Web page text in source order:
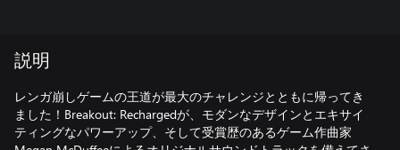
説明
レンガ崩しゲームの王道が最大のチャレンジとともに帰ってき
ました！Breakout: Rechargedが、モダンなデザインとエキサイ
ティングなパワーアップ、そして受賞歴のあるゲーム作曲家